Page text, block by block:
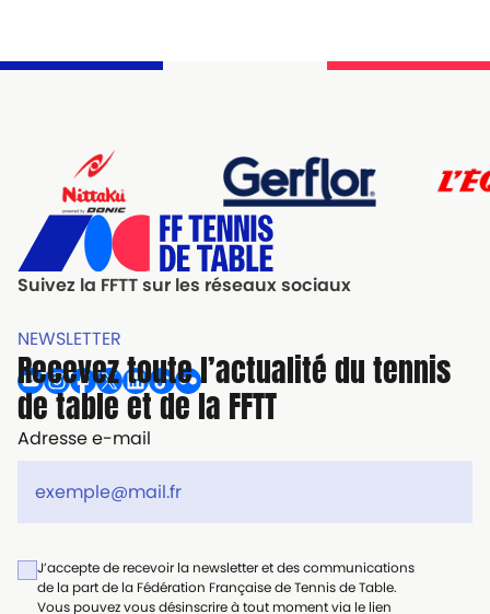
Suivez la FFTT sur les réseaux sociaux
NEWSLETTER
Recevez toute l’actualité du tennis
de table et de la FFTT
Adresse e-mail
J’accepte de recevoir la newsletter et des communications
de la part de la Fédération Française de Tennis de Table.
Vous pouvez vous désinscrire à tout moment via le lien